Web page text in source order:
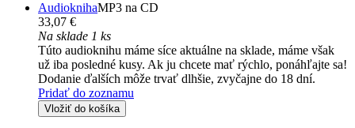
AudioknihaMP3 na CD
33,07 €
Na sklade 1 ks
Túto audioknihu máme síce aktuálne na sklade, máme však
už iba posledné kusy. Ak ju chcete mať rýchlo, ponáhľajte sa!
Dodanie ďalších môže trvať dlhšie, zvyčajne do 18 dní.
Pridať do zoznamu
Vložiť do košíka